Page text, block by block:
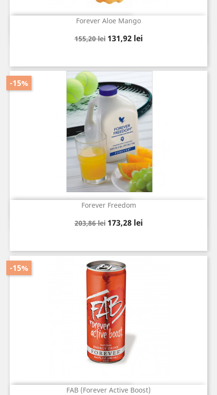
Forever Aloe Mango
Pret
155,20 lei Pret
131,92 lei
Vizualizare rapida
Forever Freedom
Pret
203,86 lei
-15%
Pret
173,28 lei
Vizualizare rapida
FAB (Forever Active Boost)
-15%